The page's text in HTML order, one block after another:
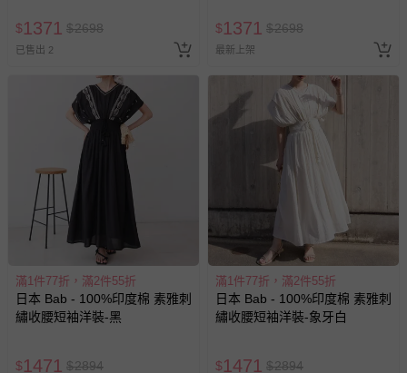
$1371 $2698
已售出 2
$1371 $2698
最新上架
滿1件77折，滿2件55折
日本 Bab - 100%印度棉 素雅刺
繡收腰短袖洋裝-黑
$1471 $2894
滿1件77折，滿2件55折
日本 Bab - 100%印度棉 素雅刺
繡收腰短袖洋裝-象牙白
$1471 $2894